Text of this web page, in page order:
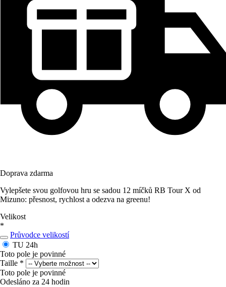
Doprava zdarma
Vylepšete svou golfovou hru se sadou 12 míčků RB Tour X od
Mizuno: přesnost, rychlost a odezva na greenu!
Velikost
*
Průvodce velikostí
TU 24h
Toto pole je povinné
Taille *
Toto pole je povinné
Odesláno za 24 hodin